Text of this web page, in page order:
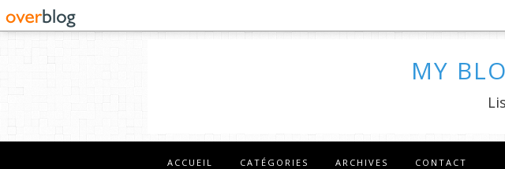
MY
ACCUEIL CATÉGORIES ARCHIVES CONTACT